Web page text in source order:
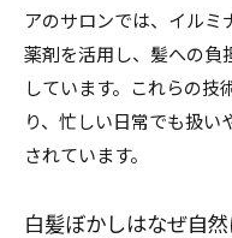
アのサロンでは、イルミ
薬剤を活用し、髪への負
しています。これらの技
り、忙しい日常でも扱
されています。
白髪ぼかしはなぜ自